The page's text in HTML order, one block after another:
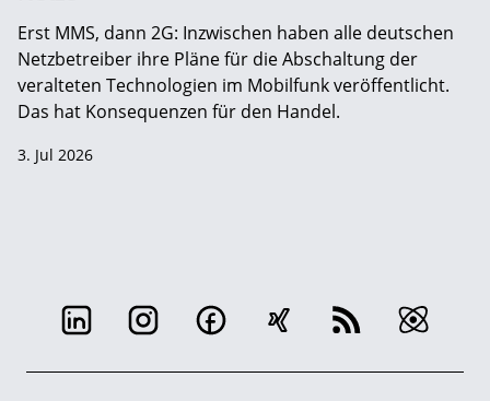
Erst MMS, dann 2G: Inzwischen haben alle deutschen
Netzbetreiber ihre Pläne für die Abschaltung der
veralteten Technologien im Mobilfunk veröffentlicht.
Das hat Konsequenzen für den Handel.
3. Jul 2026